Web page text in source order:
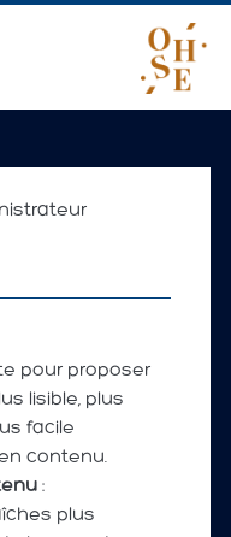
pour proposer
lisible, plus
facile
contenu.
:
plus